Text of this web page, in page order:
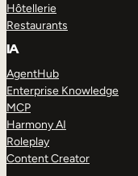
Hôtellerie
Restaurants
IA
AgentHub
Enterprise Knowledge
MCP
Harmony AI
Roleplay
Content Creator